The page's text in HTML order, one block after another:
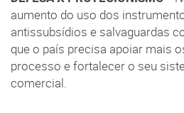
aumento do uso dos
antissubsídios e salvaguardas
que o país precisa apoiar mais
processo e fortalecer o seu
comercial.